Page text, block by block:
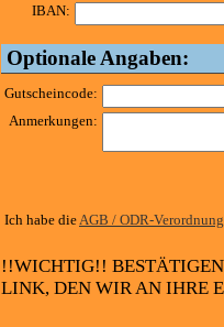
IBAN:
Optionale Angaben:
Gutscheincode:
Anmerkungen:
Ich habe dieAGB / ODR-Verordnung
!!WICHTIG!!
LINK, DEN WIR AN IHRE